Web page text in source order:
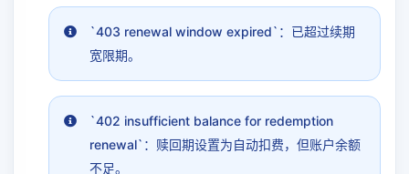
`403 renewal window expired`：已超过续期
宽限期。
`402 insufficient balance for redemption
renewal`：赎回期设置为自动扣费，但账户余额
不足。